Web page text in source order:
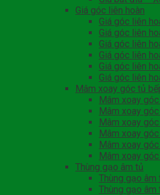
Giá góc liên hoàn
Giá góc liên
Giá góc liên
Giá góc liên
Giá góc liên
Giá góc liên
Giá góc liên
Mâm xoay góc tủ
Mâm xoay
Mâm xoay
Mâm xoay
Mâm xoay
Mâm xoay
Mâm xoay
Thùng gạo âm tủ
Thùng gạo âm
Thùng gạo âm